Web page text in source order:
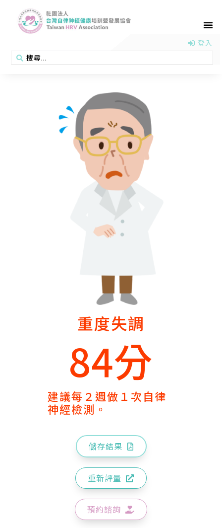
登入
重度失調
84分
建議每２週做１次自律
神經檢測。
儲存結果
重新評量
預約諮詢